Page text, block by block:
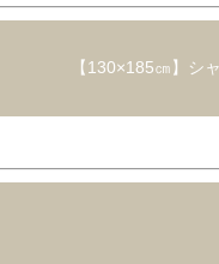
【130×185㎝】シ